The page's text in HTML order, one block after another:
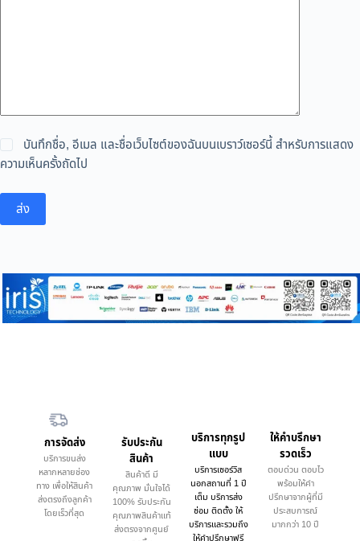
บันทึกชื่อ, อีเมล และชื่อเว็บไซต์ของฉันบนเบราว์เซอร์นี้ สำหรับการแสดง
ความเห็นครั้งถัดไป
ส่ง
การจัดส่ง
บริการขนส่ง
หลากหลายช่อง
ทาง เพื่อให้สินค้า
ส่งตรงถึงลูกค้า
โดยเร็วที่สุด
รับประกัน
สินค้า
สินค้าดี มี
คุณภาพ มั่นใจได้
100% รับประกัน
คุณภาพสินค้าแท้
ส่งตรงจากศูนย์
บริการทุกรูป
แบบ
บริการเซอร์วิส
นอกสถานที่ 1 ปี
เต็ม บริการส่ง
ซ่อม ติดตั้ง ให้
บริการและรวมถึง
ให้คำปรึกษาฟรี
ให้คำบรึกษา
รวดเร็ว
ตอบด่วน ตอบไว
พร้อมให้คำ
ปรึกษาจากผู้ที่มี
ประสบการณ์
มากกว่า 10 ปี